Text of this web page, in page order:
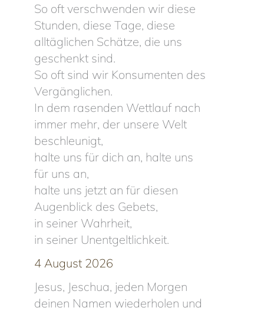
So oft verschwenden wir diese
Stunden, diese Tage, diese
alltäglichen Schätze, die uns
geschenkt sind.
So oft sind wir Konsumenten des
Vergänglichen.
In dem rasenden Wettlauf nach
immer mehr, der unsere Welt
beschleunigt,
halte uns für dich an, halte uns
für uns an,
halte uns jetzt an für diesen
Augenblick des Gebets,
in seiner Wahrheit,
in seiner Unentgeltlichkeit.
4 August 2026
Jesus, Jeschua, jeden Morgen
deinen Namen wiederholen und